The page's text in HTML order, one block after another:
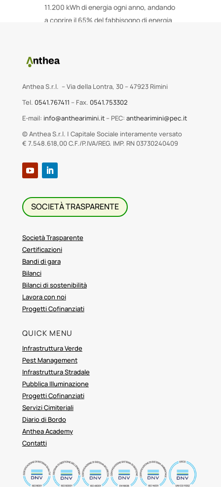
11.200 kWh di energia ogni anno, andando
a coprire il 65% del fabbisogno di energia
Anthea S.r.l. – Via della Lontra, 30 – 47923 Rimini
Tel. 0541.767411 – Fax. 0541.753302
E-mail: info@anthearimini.it– PEC: anthearimini@pec.it
© Anthea S.r.l. | Capitale Sociale interamente versato
€ 7.548.618,00 C.F./P.IVA/REG. IMP. RN 03730240409
SOCIETÀ TRASPARENTE
Società Trasparente
Certificazioni
Bandi di gara
Bilanci
Bilanci di sostenibilità
Lavora con noi
Progetti Cofinanziati
QUICK MENU
Infrastruttura Verde
Pest Management
Infrastruttura Stradale
Pubblica Illuminazione
Progetti Cofinanziati
Servizi Cimiteriali
Diario di Bordo
Anthea Academy
Contatti